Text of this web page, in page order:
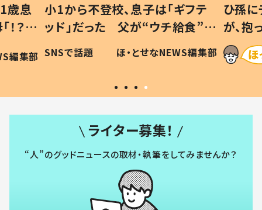
歳息
？」
編集部
小1から不登校、息子は「ギフテ
ッド」だった 父が“ウチ給食”を
作り続ける理由とは #令和の親
#令和の子
SNSで話題 ほ・とせなNEWS編集部
ひ孫
が、
「涙が
い」
ライター募集！
“人”のグッドニュースの取材・執筆をしてみませんか？